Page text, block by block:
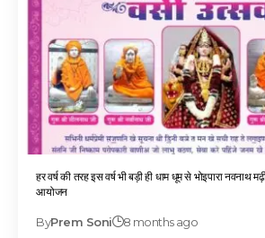
हर वर्ष की तरह इस वर्ष भी बड़ी ही धाम धूम से भोइपारा नवनाथ
आयोजन
ByPrem Soni 8 months ago